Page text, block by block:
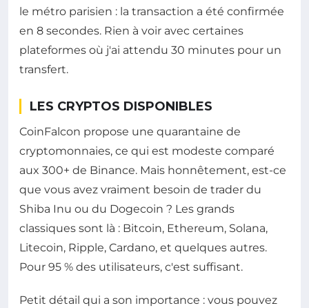
le métro parisien : la transaction a été confirmée
en 8 secondes. Rien à voir avec certaines
plateformes où j'ai attendu 30 minutes pour un
transfert.
LES CRYPTOS DISPONIBLES
CoinFalcon propose une quarantaine de
cryptomonnaies, ce qui est modeste comparé
aux 300+ de Binance. Mais honnêtement, est-ce
que vous avez vraiment besoin de trader du
Shiba Inu ou du Dogecoin ? Les grands
classiques sont là : Bitcoin, Ethereum, Solana,
Litecoin, Ripple, Cardano, et quelques autres.
Pour 95 % des utilisateurs, c'est suffisant.
Petit détail qui a son importance : vous pouvez